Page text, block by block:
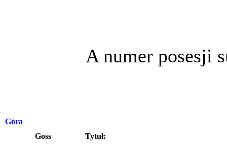
A numer posesji
Góra
Goss
Tytuł: